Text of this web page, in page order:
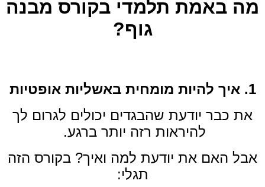
מה באמת תלמדי בקורס מבנה
גוף?
1. איך להיות מומחית באשליות אופטיות
את כבר יודעת שהבגדים יכולים לגרום לך
להיראות רזה יותר ברגע.
אבל האם את יודעת למה ואיך? בקורס הזה
תגלי: